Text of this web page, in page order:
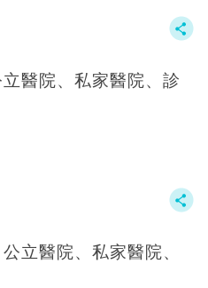
醫院、私家醫院、診
立醫院、私家醫院、